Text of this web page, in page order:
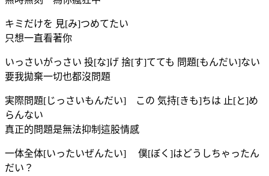
キミだけを 見[み]つめてたい
只想一直看著你
いっさいがっさい 投[な]げ 捨[す]てても 問題[もんだい]ない
要我拋棄一切也都沒問題
実際問題[じっさいもんだい] この 気持[きも]ちは 止[と]め
らんない
真正的問題是無法抑制這股情感
一体全体[いったいぜんたい] 僕[ぼく]はどうしちゃったん
だい？